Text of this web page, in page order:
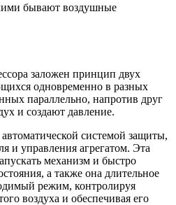
бывают воздушные
заложен принцип двух
одновременно в разных
параллельно, напротив друг
и создают давление.
системой защиты,
и управления агрегатом. Эта
механизм и быстро
а также она длительное
режим, контролируя
воздуха и обеспечивая его